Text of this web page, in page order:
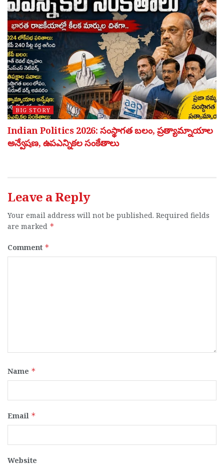
BIG STORY
Indian Politics 2026: సంస్థాగత బలం, ప్రత్యామ్నాయాల
అన్వేషణ, ఉపఎన్నికల సంకేతాలు
Leave a Reply
Your email address will not be published. Required fields
are marked *
Comment *
Name *
Email *
Website